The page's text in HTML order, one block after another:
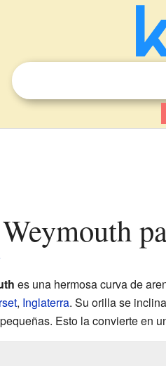
Weymouth
es una hermosa curva de
, Inglaterra. Su orilla se
Esto la convierte en